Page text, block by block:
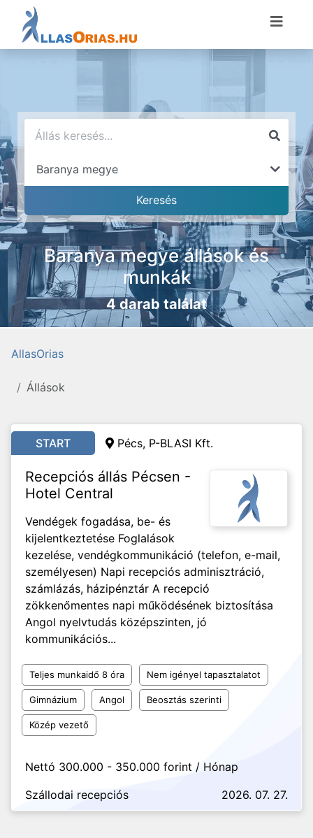
Baranya megye állások és
munkák
4 darab találat
AllasOrias
Állások
START Pécs, P-BLASI Kft.
Recepciós állás Pécsen -
Hotel Central
Vendégek fogadása, be- és
kijelentkeztetése Foglalások
kezelése, vendégkommunikáció (telefon, e-mail,
személyesen) Napi recepciós adminisztráció,
számlázás, házipénztár A recepció
zökkenőmentes napi működésének biztosítása
Angol nyelvtudás középszinten, jó
kommunikációs...
Teljes munkaidő 8 óra Nem igényel tapasztalatot
Gimnázium Angol Beosztás szerinti
Közép vezető
Nettó 300.000 - 350.000 forint / Hónap
Szállodai recepciós
2026. 07. 27.